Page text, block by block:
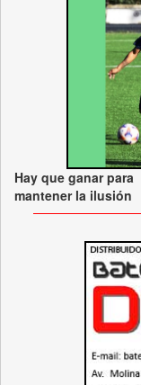
Hay que ganar para
mantener la ilusión